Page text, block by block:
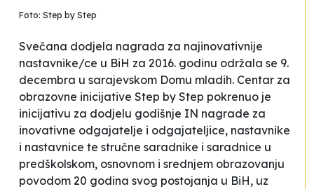
Foto: Step by Step
Svečana dodjela nagrada za najinovativnije
nastavnike/ce u BiH za 2016. godinu održala se 9.
decembra u sarajevskom Domu mladih. Centar za
obrazovne inicijative Step by Step pokrenuo je
inicijativu za dodjelu godišnje IN nagrade za
inovativne odgajatelje i odgajateljice, nastavnike
i nastavnice te stručne saradnike i saradnice u
predškolskom, osnovnom i srednjem obrazovanju
povodom 20 godina svog postojanja u BiH, uz